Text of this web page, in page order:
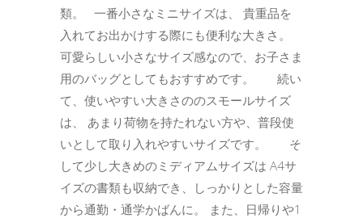
類。 一番小さなミニサイズは、 貴重品を
入れてお出かけする際にも便利な大きさ。
可愛らしい小さなサイズ感なので、お子さま
用のバッグとしてもおすすめです。 続い
て、使いやすい大きさののスモールサイズ
は、 あまり荷物を持たれない方や、普段使
いとして取り入れやすいサイズです。 そ
して少し大きめのミディアムサイズは A4サ
イズの書類も収納でき、しっかりとした容量
から通勤・通学かばんに。 また、日帰りや1